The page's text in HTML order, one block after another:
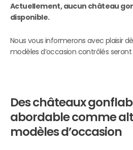
Actuellement, aucun château
disponible.
Nous vous informerons avec plaisir
modèles d’occasion contrôlés
Des châteaux
abordable comme
modèles d’occasion